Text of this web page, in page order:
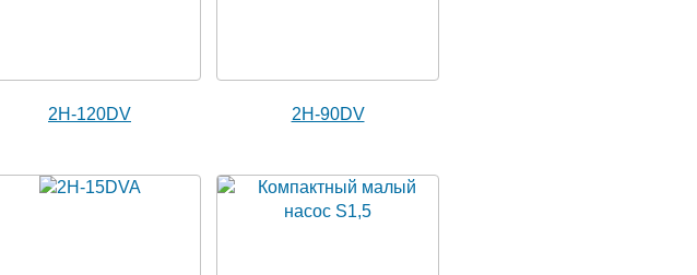
2H-120DV 2H-90DV